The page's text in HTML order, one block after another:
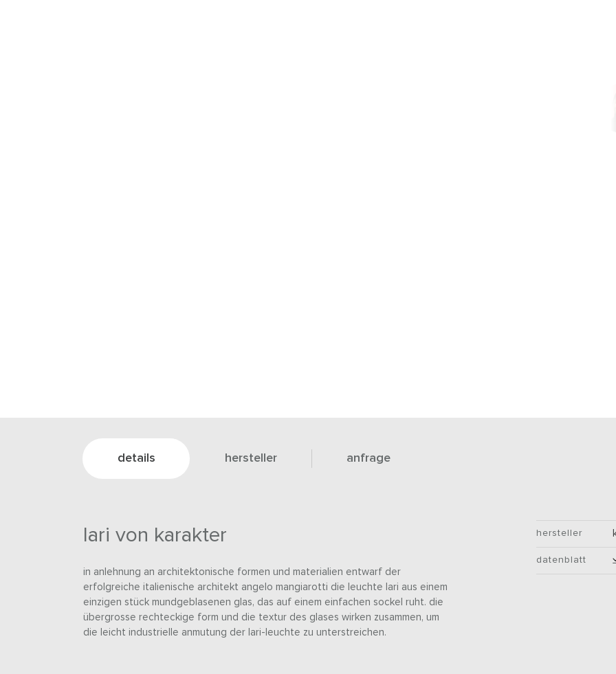
details hersteller anfrage
lari von karakter
in anlehnung an architektonische formen und materialien entwarf der
erfolgreiche italienische architekt angelo mangiarotti die leuchte lari aus einem
einzigen stück mundgeblasenen glas, das auf einem einfachen sockel ruht. die
übergrosse rechteckige form und die textur des glases wirken zusammen, um
die leicht industrielle anmutung der lari-leuchte zu unterstreichen.
hersteller
datenblatt